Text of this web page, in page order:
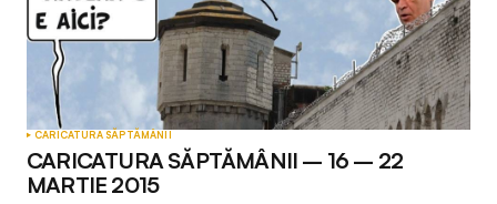
CARICATURA SĂPTĂMÂNII
CARICATURA SĂPTĂMÂNII – 16 – 22
MARTIE 2015